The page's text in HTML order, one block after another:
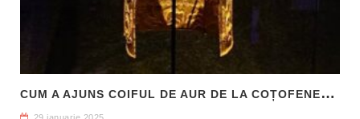
C
UM A AJUNS COIFUL DE AUR DE LA COȚOFENEȘTI ÎN PATRIMONIUL NAȚIONAL
29 ianuarie 2025